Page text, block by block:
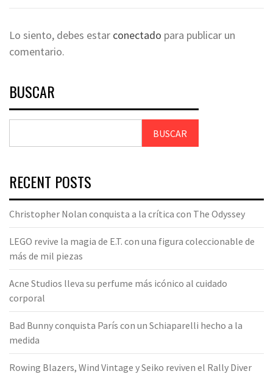
Lo siento, debes estar conectado para publicar un
comentario.
BUSCAR
BUSCAR
RECENT POSTS
Christopher Nolan conquista a la crítica con The Odyssey
LEGO revive la magia de E.T. con una figura coleccionable de
más de mil piezas
Acne Studios lleva su perfume más icónico al cuidado
corporal
Bad Bunny conquista París con un Schiaparelli hecho a la
medida
Rowing Blazers, Wind Vintage y Seiko reviven el Rally Diver